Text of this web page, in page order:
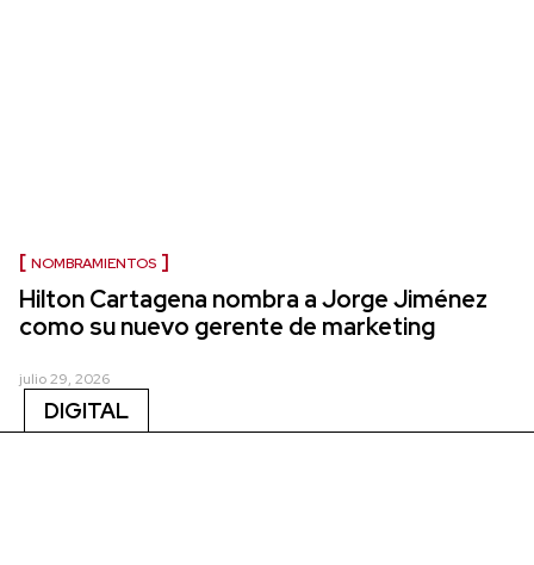
NOMBRAMIENTOS
Hilton Cartagena nombra a Jorge Jiménez
como su nuevo gerente de marketing
julio 29, 2026
DIGITAL